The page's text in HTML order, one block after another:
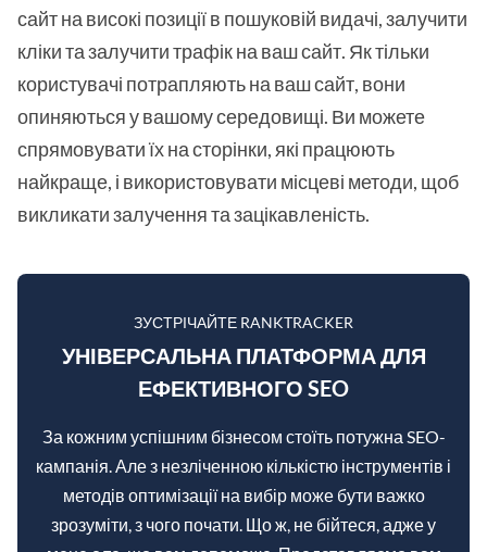
сайт на високі позиції в пошуковій видачі, залучити
кліки та залучити трафік на ваш сайт. Як тільки
користувачі потрапляють на ваш сайт, вони
опиняються у вашому середовищі. Ви можете
спрямовувати їх на сторінки, які працюють
найкраще, і використовувати місцеві методи, щоб
викликати залучення та зацікавленість.
ЗУСТРІЧАЙТЕ RANKTRACKER
УНІВЕРСАЛЬНА ПЛАТФОРМА ДЛЯ
ЕФЕКТИВНОГО SEO
За кожним успішним бізнесом стоїть потужна SEO-
кампанія. Але з незліченною кількістю інструментів і
методів оптимізації на вибір може бути важко
зрозуміти, з чого почати. Що ж, не бійтеся, адже у